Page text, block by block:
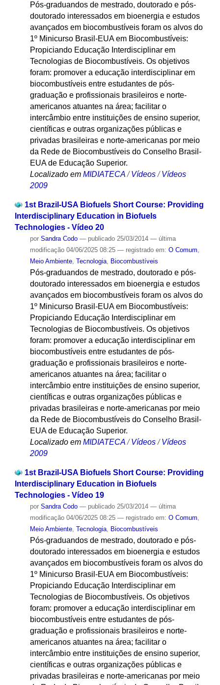
Pós-graduandos de mestrado, doutorado e pós-
doutorado interessados em bioenergia e estudos
avançados em biocombustíveis foram os alvos do
1º Minicurso Brasil-EUA em Biocombustíveis:
Propiciando Educação Interdisciplinar em
Tecnologias de Biocombustíveis. Os objetivos
foram: promover a educação interdisciplinar em
biocombustíveis entre estudantes de pós-
graduação e profissionais brasileiros e norte-
americanos atuantes na área; facilitar o
intercâmbio entre instituições de ensino superior,
científicas e outras organizações públicas e
privadas brasileiras e norte-americanas por meio
da Rede de Biocombustíveis do Conselho Brasil-
EUA de Educação Superior.
Localizado em MIDIATECA /Vídeos /Vídeos
2009
1st Brazil-USA Biofuels Short Course: Providing
Interdisciplinary Education in Biofuels
Technologies - Vídeo 20
por Sandra Codo — publicado25/03/2014 — última
modificação04/06/2025 08:25 — registrado em: O Comum,
Meio Ambiente, Tecnologia, Biocombustíveis
Pós-graduandos de mestrado, doutorado e pós-
doutorado interessados em bioenergia e estudos
avançados em biocombustíveis foram os alvos do
1º Minicurso Brasil-EUA em Biocombustíveis:
Propiciando Educação Interdisciplinar em
Tecnologias de Biocombustíveis. Os objetivos
foram: promover a educação interdisciplinar em
biocombustíveis entre estudantes de pós-
graduação e profissionais brasileiros e norte-
americanos atuantes na área; facilitar o
intercâmbio entre instituições de ensino superior,
científicas e outras organizações públicas e
privadas brasileiras e norte-americanas por meio
da Rede de Biocombustíveis do Conselho Brasil-
EUA de Educação Superior.
Localizado em MIDIATECA /Vídeos /Vídeos
2009
1st Brazil-USA Biofuels Short Course: Providing
Interdisciplinary Education in Biofuels
Technologies - Vídeo 19
por Sandra Codo — publicado25/03/2014 — última
modificação04/06/2025 08:25 — registrado em: O Comum
Meio Ambiente, Tecnologia, Biocombustíveis
Pós-graduandos de mestrado, doutorado e pós-
doutorado interessados em bioenergia e estudos
avançados em biocombustíveis foram os alvos do
1º Minicurso Brasil-EUA em Biocombustíveis:
Propiciando Educação Interdisciplinar em
Tecnologias de Biocombustíveis. Os objetivos
foram: promover a educação interdisciplinar em
biocombustíveis entre estudantes de pós-
graduação e profissionais brasileiros e norte-
americanos atuantes na área; facilitar o
intercâmbio entre instituições de ensino superior,
científicas e outras organizações públicas e
privadas brasileiras e norte-americanas por meio